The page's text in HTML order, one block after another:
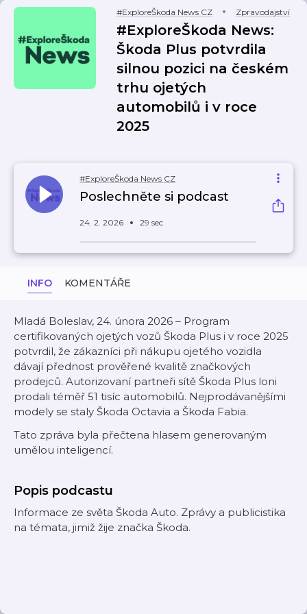
#ExploreŠkoda News CZ Zpravodajství
#ExploreŠkoda News:
Škoda Plus potvrdila
silnou pozici na českém
trhu ojetých
automobilů i v roce
2025
#ExploreŠkoda News CZ
Poslechněte si podcast
24. 2. 2026 29 sec
INFO KOMENTÁŘE
Mladá Boleslav, 24. února 2026 – Program
certifikovaných ojetých vozů Škoda Plus i v roce 2025
potvrdil, že zákazníci při nákupu ojetého vozidla
dávají přednost prověřené kvalitě značkových
prodejců. Autorizovaní partneři sítě Škoda Plus loni
prodali téměř 51 tisíc automobilů. Nejprodávanějšími
modely se staly Škoda Octavia a Škoda Fabia.
Tato zpráva byla přečtena hlasem generovaným
umělou inteligencí.
Popis podcastu
Informace ze světa Škoda Auto. Zprávy a publicistika
na témata, jimiž žije značka Škoda.